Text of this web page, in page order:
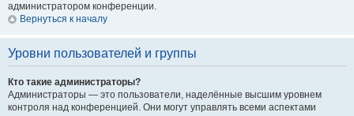
администратором конференции.
Вернуться к началу
Уровни пользователей и группы
Кто такие администраторы?
Администраторы — это пользователи, наделённые высшим уровнем
контроля над конференцией. Они могут управлять всеми аспектами